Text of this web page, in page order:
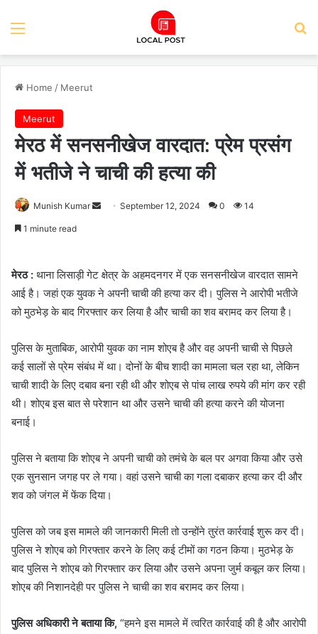
Menu
Home / Meerut
Meerut
मेरठ में सनसनीखेज वारदात: प्रेम प्रसंग
में भतीजे ने चाची की हत्या की
Munish Kumar
SendSeptember 12, 2024 0 14
1 minute read
मेरठ : थाना लिसाड़ी गेट क्षेत्र के अहमदनगर में एक सनसनीखेज वारदात सामने
आई है। जहां एक युवक ने अपनी चाची की हत्या कर दी। पुलिस ने आरोपी भतीजे
को मुठभेड़ के बाद गिरफ्तार कर लिया है और चाची का शव बरामद कर लिया है।
पुलिस के मुताबिक, आरोपी युवक का नाम शोएब है और वह अपनी चाची से पिछले
कई सालों से प्रेम संबंध में था। दोनों के बीच शादी का मामला चल रहा था, लेकिन
चाची शादी के लिए दबाव बना रही थी और शोएब से पांच लाख रुपये की मांग कर रही
थी। शोएब इस बात से परेशान था और उसने चाची की हत्या करने की योजना
बनाई।
पुलिस ने बताया कि शोएब ने अपनी चाची को तमंचे के बल पर अगवा किया और उसे
एक सुनसान जगह पर ले गया। वहां उसने चाची का गला दबाकर हत्या कर दी और
शव को जंगल में फेंक दिया।
पुलिस को जब इस मामले की जानकारी मिली तो उन्होंने तुरंत कार्रवाई शुरू कर दी।
पुलिस ने शोएब को गिरफ्तार करने के लिए कई टीमों का गठन किया। मुठभेड़ के
बाद पुलिस ने शोएब को गिरफ्तार कर लिया और उसने अपना जुर्म कबूल कर लिया।
शोएब की निशानदेही पर पुलिस ने चाची का शव बरामद कर लिया।
पुलिस अधिकारी ने बताया कि, “हमने इस मामले में त्वरित कार्रवाई की है और आरोपी